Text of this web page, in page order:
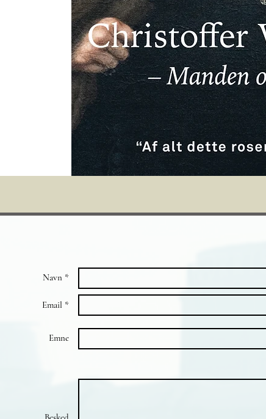
Navn *
Email *
Emne